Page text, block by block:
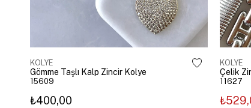
KOLYE
Gömme Taşlı Kalp Zincir Kolye
15609
₺400,00
KOLYE
11627